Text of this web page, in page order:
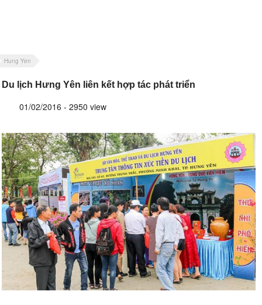
Hung Yen
Du lịch Hưng Yên liên kết hợp tác phát triển
01/02/2016 - 2950 view